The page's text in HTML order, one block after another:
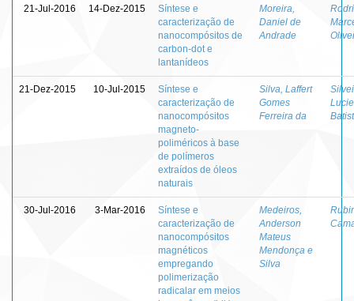
21-Jul-2016 14-Dez-2015
Síntese e
caracterização de
nanocompósitos de
carbon-dot e
lantanídeos
Moreira,
Daniel de
Andrade
21-Dez-2015 10-Jul-2015
Síntese e
caracterização de
nanocompósitos
magneto-
poliméricos à base
de polímeros
extraídos de óleos
naturais
Silva, Laffert
Gomes
Ferreira da
30-Jul-2016 3-Mar-2016
Síntese e
caracterização de
nanocompósitos
magnéticos
empregando
polimerização
radicalar em meios
Medeiros,
Anderson
Mateus
Mendonça e
Silva